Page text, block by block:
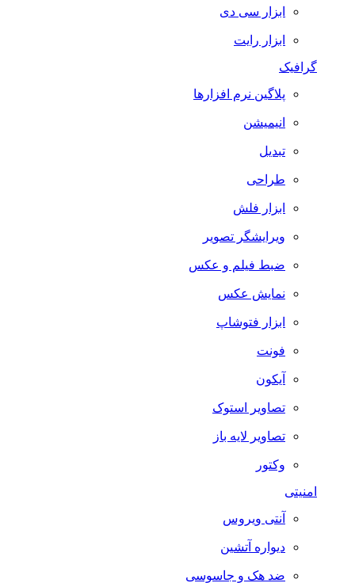
ابزار سی دی
ابزار رایت
گرافیک
پلاگین نرم افزارها
انیمیشن
تبدیل
طراحی
ابزار فلش
ویرایشگر تصویر
ضبط فيلم و عكس
نمایش عکس
ابزار فتوشاپ
فونت
آیکون
تصاویر استوک
تصاویر لایه باز
وکتور
امنیتی
آنتی ویروس
دیواره آتشین
ضد هک و جاسوسی